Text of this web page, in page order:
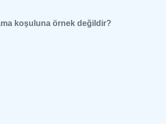
koşuluna örnek değildir?